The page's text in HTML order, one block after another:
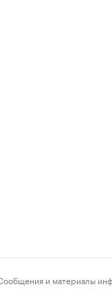
и материалы